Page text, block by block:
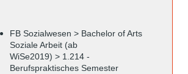
FB Sozialwesen > Bachelor of Arts
Soziale Arbeit (ab
WiSe2019) > 1.214 -
Berufspraktisches Semester